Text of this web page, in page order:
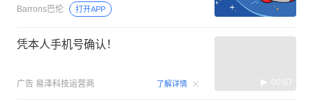
Barrons巴伦 打开APP
凭本人手机号确认！
广告 易泽科技运营商 了解详情 00:07